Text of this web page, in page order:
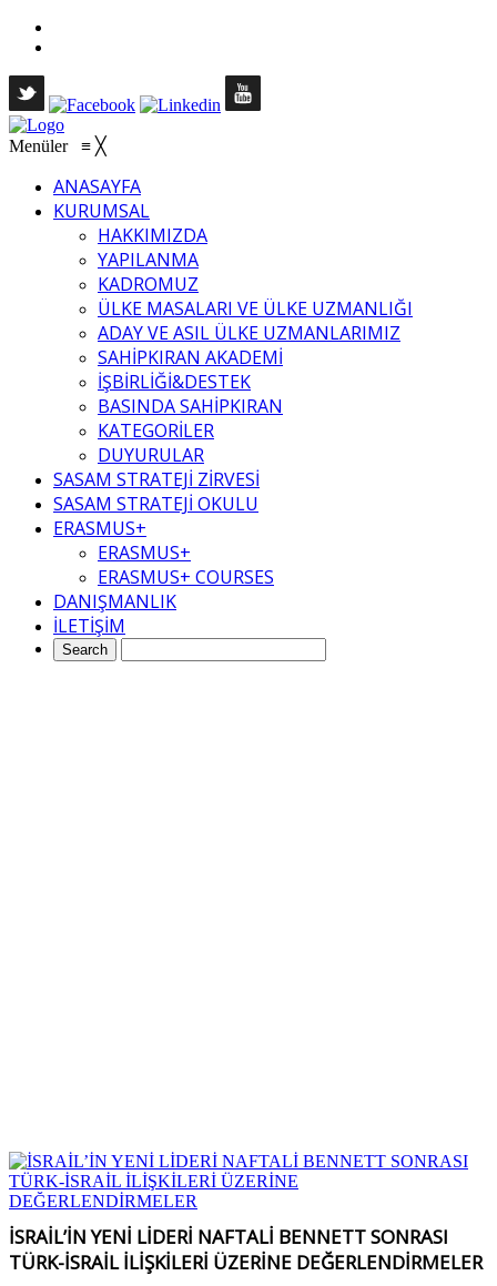
Menüler ≡ ╳
ANASAYFA
KURUMSAL
HAKKIMIZDA
YAPILANMA
KADROMUZ
ÜLKE MASALARI VE ÜLKE UZMANLIĞI
ADAY VE ASIL ÜLKE UZMANLARIMIZ
SAHİPKIRAN AKADEMİ
İŞBİRLİĞİ&DESTEK
BASINDA SAHİPKIRAN
KATEGORİLER
DUYURULAR
SASAM STRATEJİ ZİRVESİ
SASAM STRATEJİ OKULU
ERASMUS+
ERASMUS+
ERASMUS+ COURSES
DANIŞMANLIK
İLETİŞİM
İSRAİL’İN YENİ LİDERİ NAFTALİ BENNETT SONRASI
TÜRK-İSRAİL İLİŞKİLERİ ÜZERİNE DEĞERLENDİRMELER